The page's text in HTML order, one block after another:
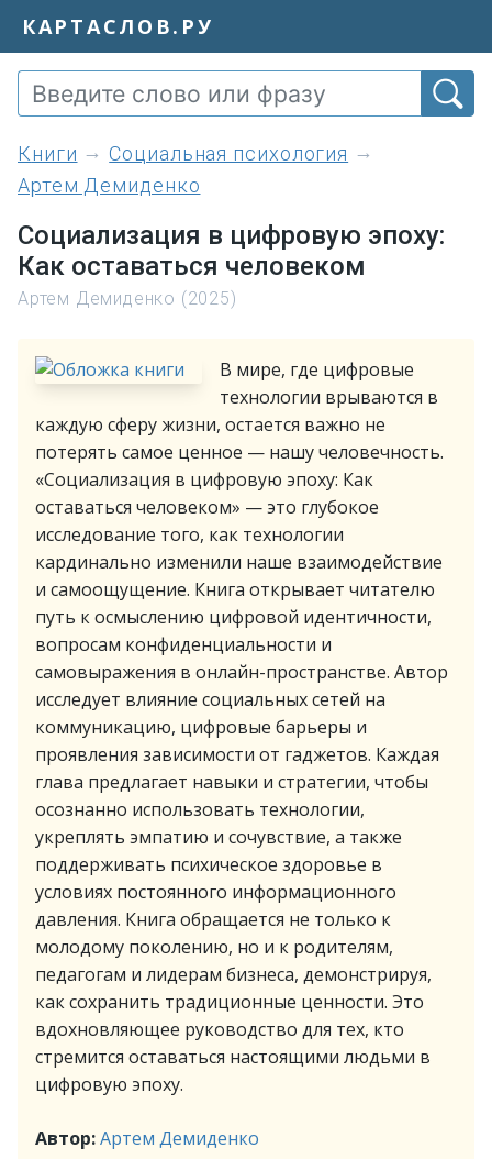
КАРТАСЛОВ.РУ
книги
Социальная психология
Артем Демиденко
Социализация в цифровую эпоху:
Как оставаться человеком
Артем Демиденко (2025)
В мире, где цифровые
технологии врываются в
каждую сферу жизни, остается важно не
потерять самое ценное — нашу человечность.
«Социализация в цифровую эпоху: Как
оставаться человеком» — это глубокое
исследование того, как технологии
кардинально изменили наше взаимодействие
и самоощущение. Книга открывает читателю
путь к осмыслению цифровой идентичности,
вопросам конфиденциальности и
самовыражения в онлайн-пространстве. Автор
исследует влияние социальных сетей на
коммуникацию, цифровые барьеры и
проявления зависимости от гаджетов. Каждая
глава предлагает навыки и стратегии, чтобы
осознанно использовать технологии,
укреплять эмпатию и сочувствие, а также
поддерживать психическое здоровье в
условиях постоянного информационного
давления. Книга обращается не только к
молодому поколению, но и к родителям,
педагогам и лидерам бизнеса, демонстрируя,
как сохранить традиционные ценности. Это
вдохновляющее руководство для тех, кто
стремится оставаться настоящими людьми в
цифровую эпоху.
Автор:Артем Демиденко